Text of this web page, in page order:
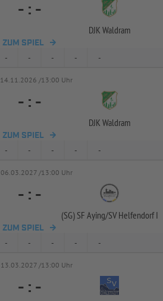
- : -
DJK Waldram
ZUM SPIEL
- - - - -
14.11.2026 /13:00 Uhr
- : -
DJK Waldram
ZUM SPIEL
- - - - -
06.03.2027 /13:00 Uhr
- : -
(SG) SF Aying/SV Helfendorf I
ZUM SPIEL
- - - - -
13.03.2027 /13:00 Uhr
- : -